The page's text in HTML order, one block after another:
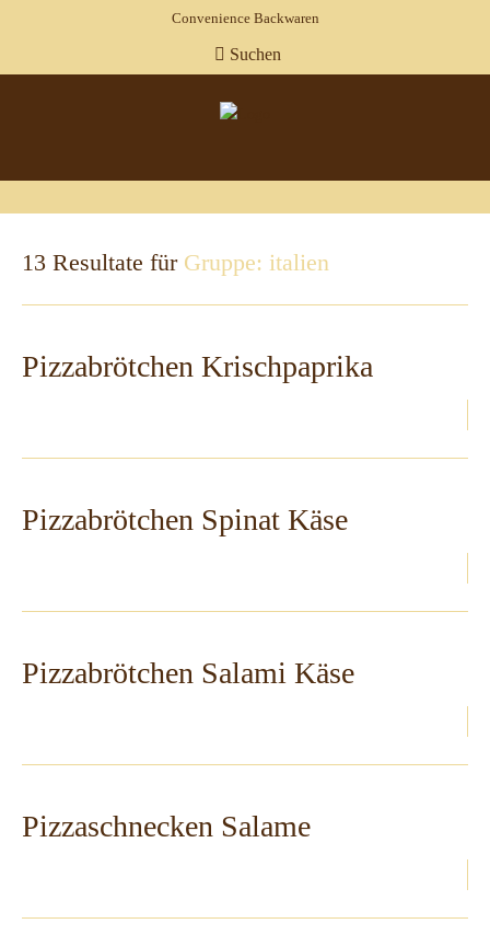
Convenience Backwaren
Suchen
13 Resultate für Gruppe: italien
Pizzabrötchen Krischpaprika
Pizzabrötchen Spinat Käse
Pizzabrötchen Salami Käse
Pizzaschnecken Salame